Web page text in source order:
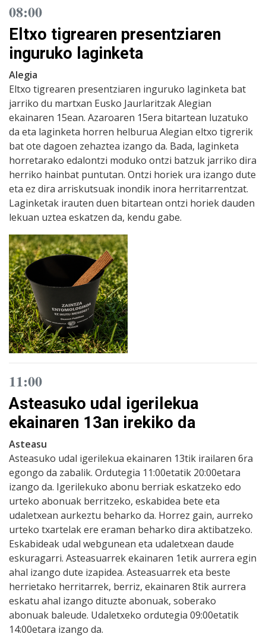
08:00
Eltxo tigrearen presentziaren
inguruko laginketa
Alegia
Eltxo tigrearen presentziaren inguruko laginketa bat
jarriko du martxan Eusko Jaurlaritzak Alegian
ekainaren 15ean. Azaroaren 15era bitartean luzatuko
da eta laginketa horren helburua Alegian eltxo tigrerik
bat ote dagoen zehaztea izango da. Bada, laginketa
horretarako edalontzi moduko ontzi batzuk jarriko dira
herriko hainbat puntutan. Ontzi horiek ura izango dute
eta ez dira arriskutsuak inondik inora herritarrentzat.
Laginketak irauten duen bitartean ontzi horiek dauden
lekuan uztea eskatzen da, kendu gabe.
11:00
Asteasuko udal igerilekua
ekainaren 13an irekiko da
Asteasu
Asteasuko udal igerilekua ekainaren 13tik irailaren 6ra
egongo da zabalik. Ordutegia 11:00etatik 20:00etara
izango da. Igerilekuko abonu berriak eskatzeko edo
urteko abonuak berritzeko, eskabidea bete eta
udaletxean aurkeztu beharko da. Horrez gain, aurreko
urteko txartelak ere eraman beharko dira aktibatzeko.
Eskabideak udal webgunean eta udaletxean daude
eskuragarri. Asteasuarrek ekainaren 1etik aurrera egin
ahal izango dute izapidea. Asteasuarrek eta beste
herrietako herritarrek, berriz, ekainaren 8tik aurrera
eskatu ahal izango dituzte abonuak, soberako
abonuak baleude. Udaletxeko ordutegia 09:00etatik
14:00etara izango da.